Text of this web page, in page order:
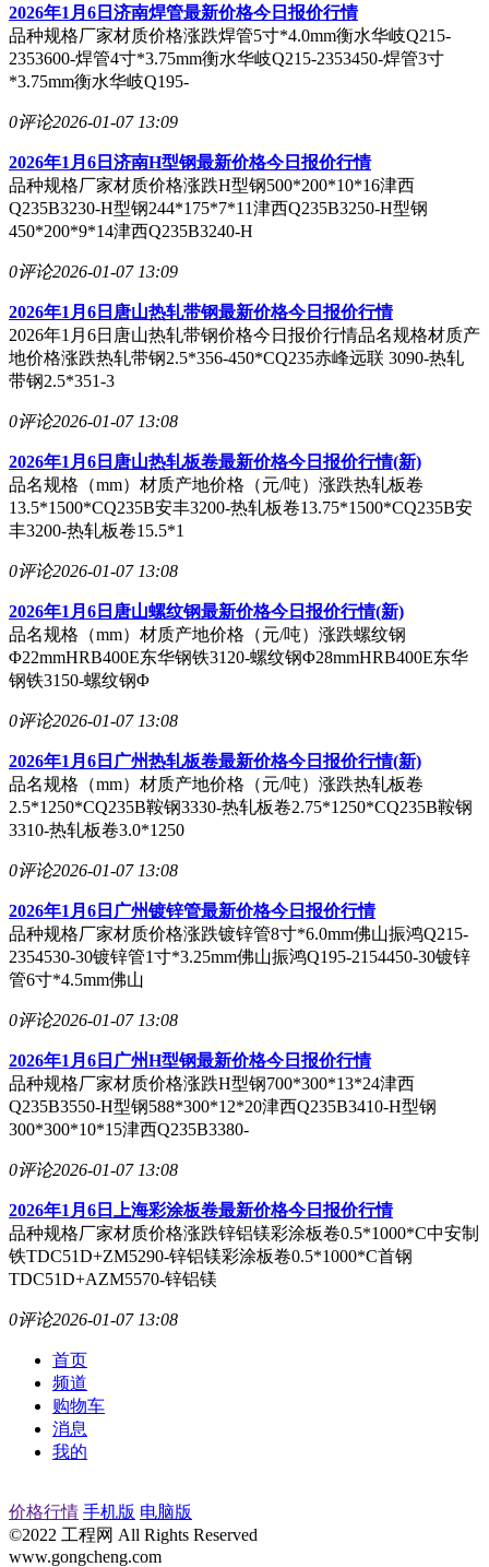
2026年1月6日济南焊管最新价格今日报价行情
品种规格厂家材质价格涨跌焊管5寸*4.0mm衡水华岐Q215-
2353600-焊管4寸*3.75mm衡水华岐Q215-2353450-焊管3寸
*3.75mm衡水华岐Q195-
0评论2026-01-07 13:09
2026年1月6日济南H型钢最新价格今日报价行情
品种规格厂家材质价格涨跌H型钢500*200*10*16津西
Q235B3230-H型钢244*175*7*11津西Q235B3250-H型钢
450*200*9*14津西Q235B3240-H
0评论2026-01-07 13:09
2026年1月6日唐山热轧带钢最新价格今日报价行情
2026年1月6日唐山热轧带钢价格今日报价行情品名规格材质产
地价格涨跌热轧带钢2.5*356-450*CQ235赤峰远联 3090-热轧
带钢2.5*351-3
0评论2026-01-07 13:08
2026年1月6日唐山热轧板卷最新价格今日报价行情(新)
品名规格（mm）材质产地价格（元/吨）涨跌热轧板卷
13.5*1500*CQ235B安丰3200-热轧板卷13.75*1500*CQ235B安
丰3200-热轧板卷15.5*1
0评论2026-01-07 13:08
2026年1月6日唐山螺纹钢最新价格今日报价行情(新)
品名规格（mm）材质产地价格（元/吨）涨跌螺纹钢
Φ22mmHRB400E东华钢铁3120-螺纹钢Φ28mmHRB400E东华
钢铁3150-螺纹钢Φ
0评论2026-01-07 13:08
2026年1月6日广州热轧板卷最新价格今日报价行情(新)
品名规格（mm）材质产地价格（元/吨）涨跌热轧板卷
2.5*1250*CQ235B鞍钢3330-热轧板卷2.75*1250*CQ235B鞍钢
3310-热轧板卷3.0*1250
0评论2026-01-07 13:08
2026年1月6日广州镀锌管最新价格今日报价行情
品种规格厂家材质价格涨跌镀锌管8寸*6.0mm佛山振鸿Q215-
2354530-30镀锌管1寸*3.25mm佛山振鸿Q195-2154450-30镀锌
管6寸*4.5mm佛山
0评论2026-01-07 13:08
2026年1月6日广州H型钢最新价格今日报价行情
品种规格厂家材质价格涨跌H型钢700*300*13*24津西
Q235B3550-H型钢588*300*12*20津西Q235B3410-H型钢
300*300*10*15津西Q235B3380-
0评论2026-01-07 13:08
2026年1月6日上海彩涂板卷最新价格今日报价行情
品种规格厂家材质价格涨跌锌铝镁彩涂板卷0.5*1000*C中安制
铁TDC51D+ZM5290-锌铝镁彩涂板卷0.5*1000*C首钢
TDC51D+AZM5570-锌铝镁
0评论2026-01-07 13:08
首页
频道
购物车
消息
我的
价格行情 手机版 电脑版
©2022 工程网 All Rights Reserved
www.gongcheng.com